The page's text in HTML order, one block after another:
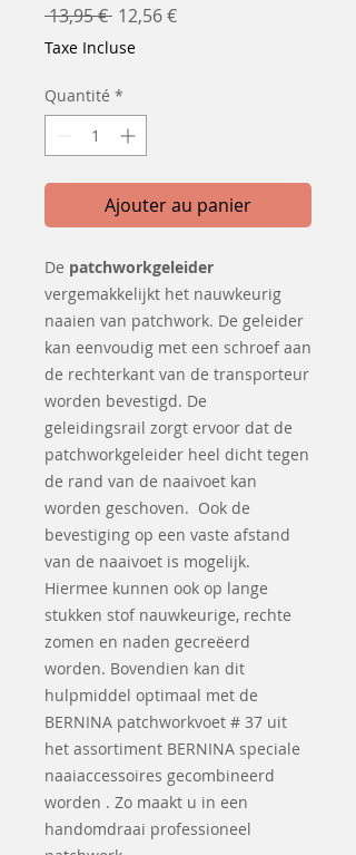
13,95 € Prix
original
12,56 €Prix
Taxe Incluse
Quantité *
Ajouter au panier
De patchworkgeleider
vergemakkelijkt het nauwkeurig
naaien van patchwork. De geleider
kan eenvoudig met een schroef aan
de rechterkant van de transporteur
worden bevestigd. De
geleidingsrail zorgt ervoor dat de
patchworkgeleider heel dicht tegen
de rand van de naaivoet kan
worden geschoven. Ook de
bevestiging op een vaste afstand
van de naaivoet is mogelijk.
Hiermee kunnen ook op lange
stukken stof nauwkeurige, rechte
zomen en naden gecreëerd
worden. Bovendien kan dit
hulpmiddel optimaal met de
BERNINA patchworkvoet # 37 uit
het assortiment BERNINA speciale
naaiaccessoires gecombineerd
worden . Zo maakt u in een
handomdraai professioneel